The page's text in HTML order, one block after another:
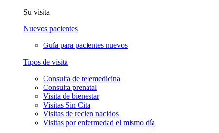
Su visita
Nuevos pacientes
Guía para pacientes nuevos
Tipos de visita
Consulta de telemedicina
Consulta prenatal
Visita de bienestar
Visitas Sin Cita
Visitas de recién nacidos
Visitas por enfermedad el mismo día